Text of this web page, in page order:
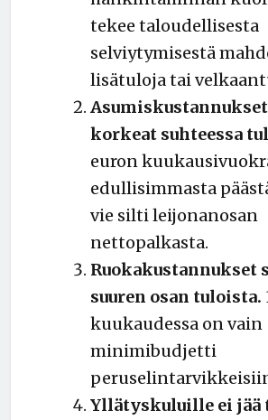
tekee taloudellisesta
selviytymisestä
lisätuloja tai
korkeat suhteessa
euron
edullisimmasta
vie silti leijonanosan
nettopalkasta.
Ruokakustannukset
suuren osan tuloista.
kuukaudessa on vain
minimibudjetti
Yllätyskuluille ei jää